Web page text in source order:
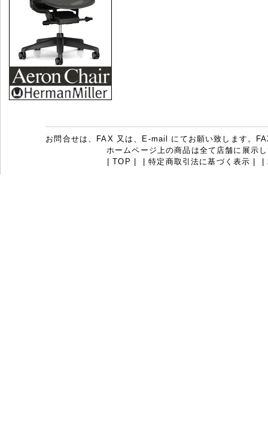
お問合せは、FAX 又は、E-mail にてお願い致します。
ホームページ上の商品は全て店舗に展示
|TOP |特定商取引法に基づく表示 |